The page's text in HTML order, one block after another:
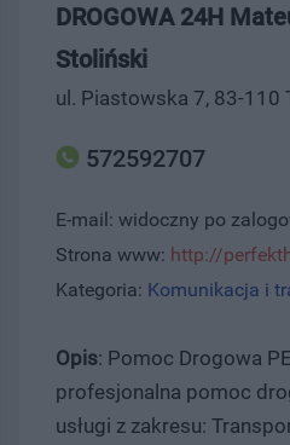
DROGOWA 24H
Stoliński
ul. Piastowska 7, 83-110
572592707
E-mail: widoczny po
Strona www: http://
Kategoria: Komunikacja i
Opis: Pomoc Drogowa
profesjonalna pomoc
usługi z zakresu: